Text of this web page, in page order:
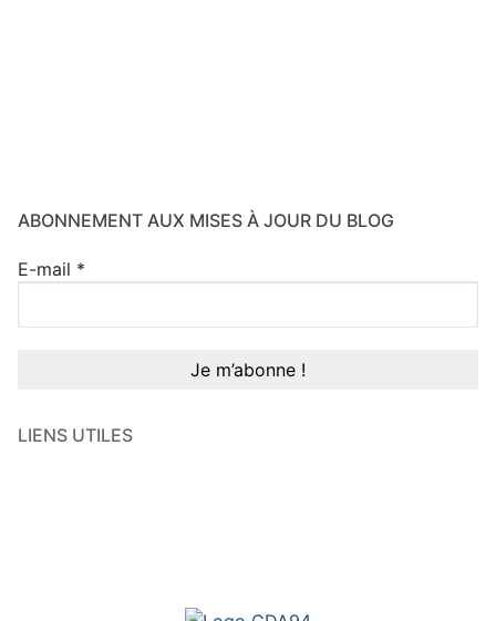
ABONNEMENT AUX MISES À JOUR DU BLOG
E-mail *
LIENS UTILES